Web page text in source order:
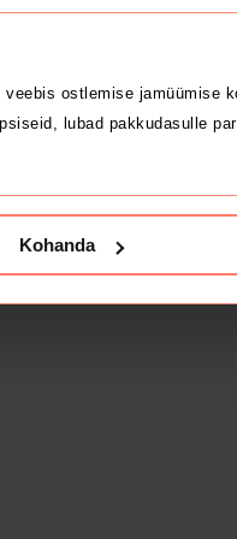
ostlemise jamüümise
lubad pakkudasulle
Kohanda